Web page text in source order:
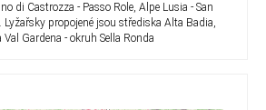
di Castrozza - Passo Role, Alpe Lusia - San
Lyžařsky propojené jsou střediska Alta Badia,
Gardena - okruh Sella Ronda